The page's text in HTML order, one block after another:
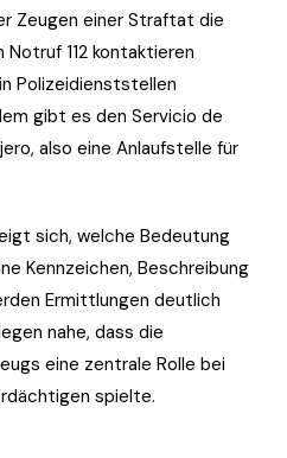
Zeugen einer Straftat die
112 kontaktieren
Polizeidienststellen
gibt es den Servicio de
also eine Anlaufstelle für
sich, welche Bedeutung
Kennzeichen, Beschreibung
Ermittlungen deutlich
nahe, dass die
eine zentrale Rolle bei
spielte.